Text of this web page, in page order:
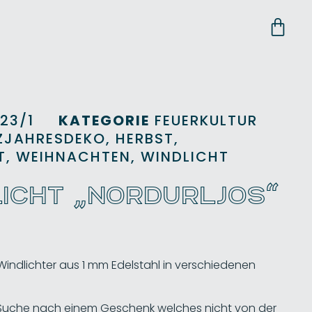
1 KATEGORIE FEUERKULTUR
, HERBST,
, WEIHNACHTEN, WINDLICHT
„NORDURLJOS“
aus 1 mm Edelstahl in verschiedenen
nach einem Geschenk welches nicht von der